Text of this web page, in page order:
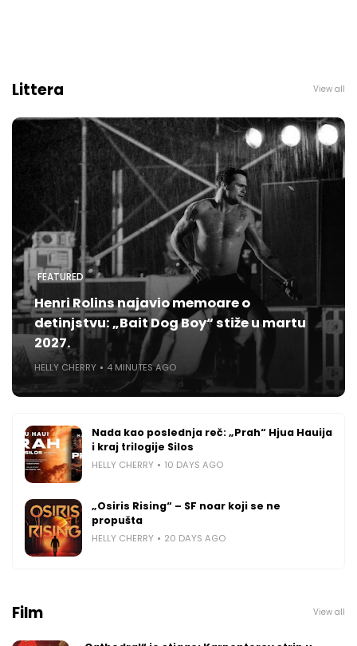
Littera View all
FEATURED
Henri Rolins najavio memoare o
detinjstvu: „Bait Dog Boy“ stiže u martu
2027.
HELLY CHERRY 4 MINUTES AGO
Nada kao poslednja reč: „Prah“ Hjua Hauija
i kraj trilogije Silos
HELLY CHERRY 10 DAYS AGO
„Osiris Rising“ – SF noar koji se ne
propušta
HELLY CHERRY 20 DAYS AGO
Film View all